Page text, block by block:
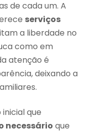
de cada um. A
serviços
a liberdade no
como em
atenção é
deixando a
que
necessário que